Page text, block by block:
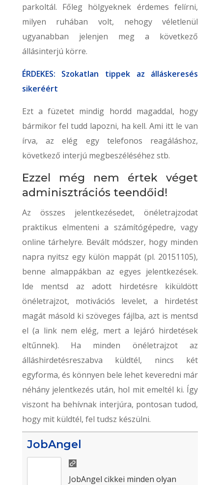
parkoltál. Főleg hölgyeknek érdemes felírni,
milyen ruhában volt, nehogy véletlenül
ugyanabban jelenjen meg a következő
állásinterjú körre.
ÉRDEKES: Szokatlan tippek az álláskeresés
sikeréért
Ezt a füzetet mindig hordd magaddal, hogy
bármikor fel tudd lapozni, ha kell. Ami itt le van
írva, az elég egy telefonos reagáláshoz,
következő interjú megbeszéléséhez stb.
Ezzel még nem értek véget
adminisztrációs teendőid!
Az összes jelentkezésedet, önéletrajzodat
praktikus elmenteni a számítógépedre, vagy
online tárhelyre. Bevált módszer, hogy minden
napra nyitsz egy külön mappát (pl. 20151105),
benne almappákban az egyes jelentkezések.
Ide mentsd az adott hirdetésre kiküldött
önéletrajzot, motivációs levelet, a hirdetést
magát másold ki szöveges fájlba, azt is mentsd
el (a link nem elég, mert a lejáró hirdetések
eltűnnek). Ha minden önéletrajzot az
álláshirdetésreszabva küldtél, nincs két
egyforma, és könnyen bele lehet keveredni már
néhány jelentkezés után, hol mit emeltél ki. Így
viszont ha behívnak interjúra, pontosan tudod,
hogy mit küldtél, fel tudsz készülni.
JobAngel
JobAngel cikkei minden olyan